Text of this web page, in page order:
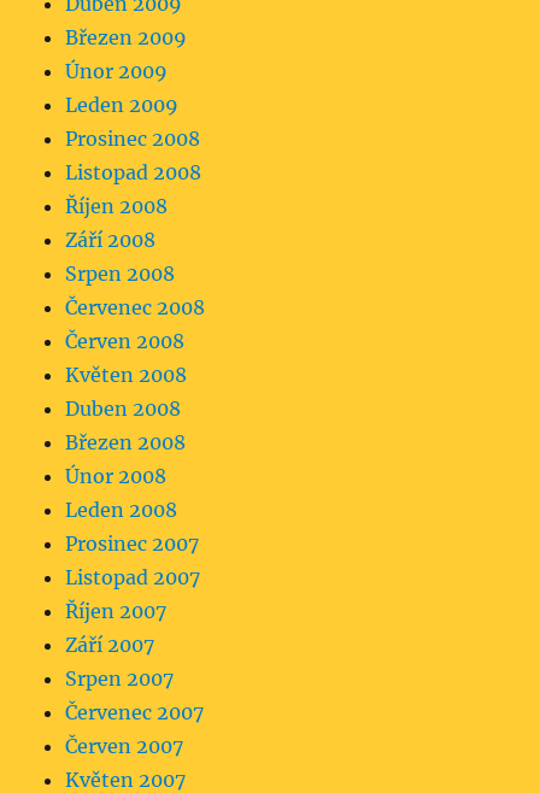
Březen 2009
Únor 2009
Leden 2009
Prosinec 2008
Listopad 2008
Říjen 2008
Září 2008
Srpen 2008
Červenec 2008
Červen 2008
Květen 2008
Duben 2008
Březen 2008
Únor 2008
Leden 2008
Prosinec 2007
Listopad 2007
Říjen 2007
Září 2007
Srpen 2007
Červenec 2007
Červen 2007
Květen 2007